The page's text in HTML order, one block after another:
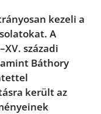
kezeli a
A
századi
Báthory
került az